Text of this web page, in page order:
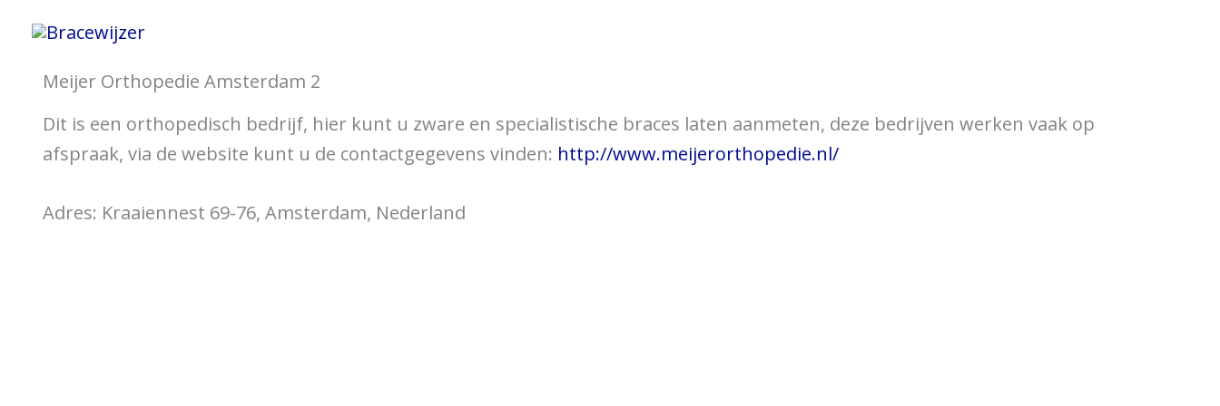
naar
Meijer Orthopedie Amsterdam 2
Dit is een orthopedisch bedrijf, hier kunt u zware en specialistische braces laten aanmeten, deze bedrijven werken vaak op
afspraak, via de website kunt u de contactgegevens vinden: http://www.meijerorthopedie.nl/
Adres: Kraaiennest 69-76, Amsterdam, Nederland